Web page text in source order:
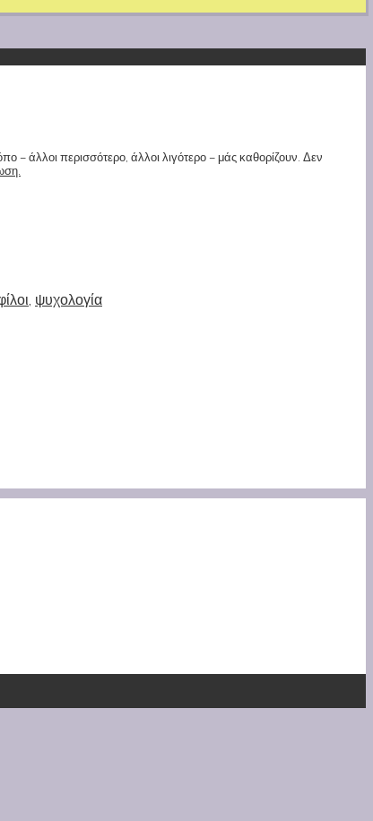
– άλλοι περισσότερο, άλλοι λιγότερο – μάς καθορίζουν. Δεν
, ψυχολογία